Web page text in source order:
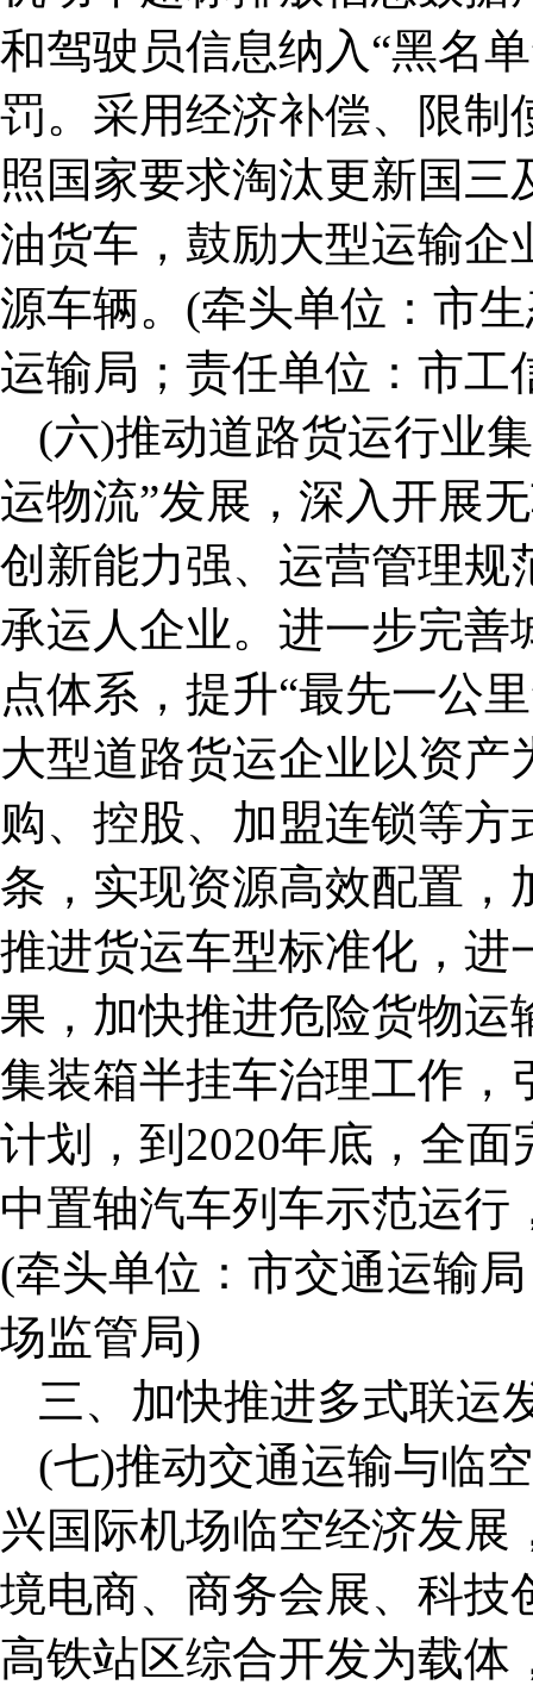
和驾驶员信息纳入“黑名
罚。采用经济补偿、限制
照国家要求淘汰更新国
油货车，鼓励大型运输企
源车辆。(牵头单位：市
运输局；责任单位：市工
(六)推动道路货运行业
运物流”发展，深入开展
创新能力强、运营管理规
承运人企业。进一步完善
点体系，提升“最先一公
大型道路货运企业以资
购、控股、加盟连锁等
条，实现资源高效配置，
推进货运车型标准化，进
果，加快推进危险货物运
集装箱半挂车治理工作，
计划，到2020年底，全
中置轴汽车列车示范运
(牵头单位：市交通运输
场监管局)
三、加快推进多式联运
(七)推动交通运输与临
兴国际机场临空经济发
境电商、商务会展、科技
高铁站区综合开发为载体